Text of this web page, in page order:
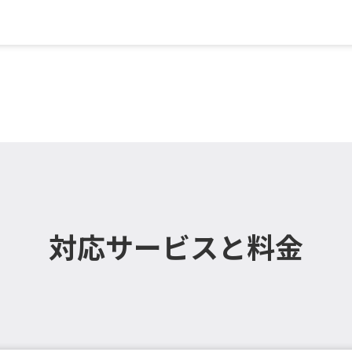
対応サービスと料金